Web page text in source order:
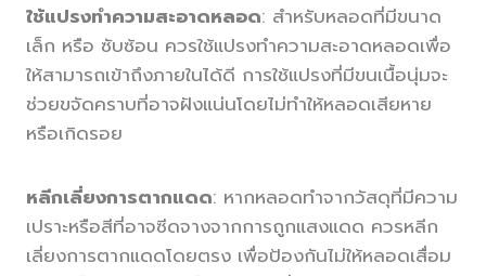
ใช้แปรงทำความสะอาดหลอด: สำหรับหลอดที่มีขนาด
เล็ก หรือ ซับซ้อน ควรใช้แปรงทำความสะอาดหลอดเพื่อ
ให้สามารถเข้าถึงภายในได้ดี การใช้แปรงที่มีขนเนื้อนุ่มจะ
ช่วยขจัดคราบที่อาจฝังแน่นโดยไม่ทำให้หลอดเสียหาย
หรือเกิดรอย
หลีกเลี่ยงการตากแดด: หากหลอดทำจากวัสดุที่มีความ
เปราะหรือสีที่อาจซีดจางจากการถูกแสงแดด ควรหลีก
เลี่ยงการตากแดดโดยตรง เพื่อป้องกันไม่ให้หลอดเสื่อม